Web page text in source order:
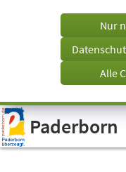
Visuelle
Assistenzsoftware
öffnen.
Nur
Alle
Paderborn